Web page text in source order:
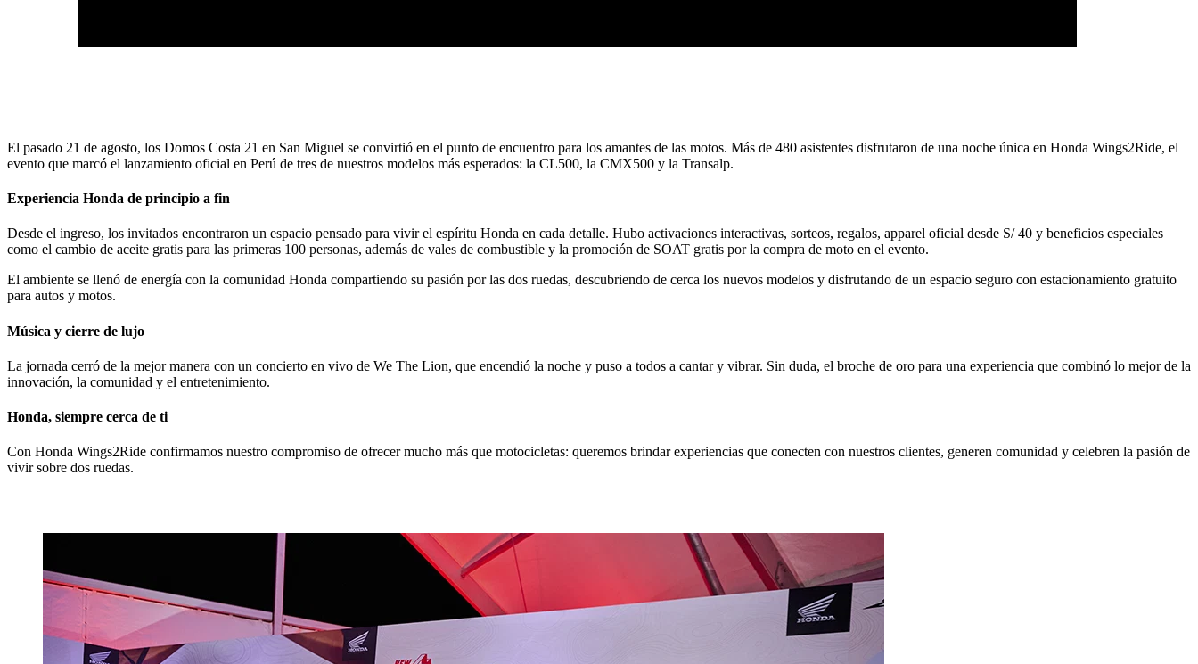
El pasado 21 de agosto, los Domos Costa 21 en San Miguel se convirtió en el punto de encuentro para los amantes de las motos. Más de 480 asistentes disfrutaron de una noche única en Honda Wings2Ride, el
evento que marcó el lanzamiento oficial en Perú de tres de nuestros modelos más esperados: la CL500, la CMX500 y la Transalp.
Experiencia Honda de principio a fin
Desde el ingreso, los invitados encontraron un espacio pensado para vivir el espíritu Honda en cada detalle. Hubo activaciones interactivas, sorteos, regalos, apparel oficial desde S/ 40 y beneficios especiales
como el cambio de aceite gratis para las primeras 100 personas, además de vales de combustible y la promoción de SOAT gratis por la compra de moto en el evento.
El ambiente se llenó de energía con la comunidad Honda compartiendo su pasión por las dos ruedas, descubriendo de cerca los nuevos modelos y disfrutando de un espacio seguro con estacionamiento gratuito
para autos y motos.
Música y cierre de lujo
La jornada cerró de la mejor manera con un concierto en vivo de We The Lion, que encendió la noche y puso a todos a cantar y vibrar. Sin duda, el broche de oro para una experiencia que combinó lo mejor de la
innovación, la comunidad y el entretenimiento.
Honda, siempre cerca de ti
Con Honda Wings2Ride confirmamos nuestro compromiso de ofrecer mucho más que motocicletas: queremos brindar experiencias que conecten con nuestros clientes, generen comunidad y celebren la pasión de
vivir sobre dos ruedas.